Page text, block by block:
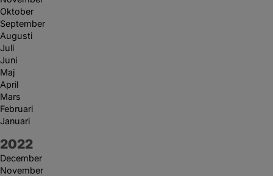
Oktober
September
Augusti
Juli
Juni
Maj
April
Mars
Februari
Januari
År:
2022
December
November